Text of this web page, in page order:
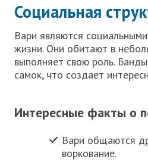
Социальная
Вари являются
жизни. Они обитают в
выполняет свою роль.
самок, что создает
Интересные факты о
Вари общаются
воркование.